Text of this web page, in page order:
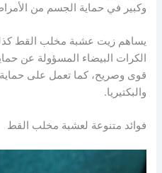
وكبير في حماية الجسم من
يساهم زيت عشبة مخلب القط
الكرات البيضاء المسؤولة عن
قوى وصريح، كما تعمل على حماية
والبكتيريا.
فوائد متنوعة لعشبة مخلب القط